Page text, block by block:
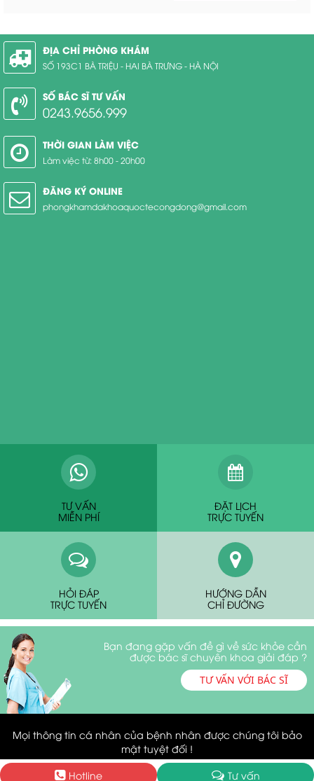
ĐỊA CHỈ PHÒNG KHÁM
SỐ 193C1 BÀ TRIỆU - HAI BÀ TRƯNG - HÀ NỘI
SỐ BÁC SĨ TƯ VẤN
0243.9656.999
THỜI GIAN LÀM VIỆC
Làm việc từ: 8h00 - 20h00
ĐĂNG KÝ ONLINE
phongkhamdakhoaquoctecongdong@gmail.com
TƯ VẤN
MIỄN PHÍ
ĐẶT LỊCH
TRỰC TUYẾN
HỎI ĐÁP
TRỰC TUYẾN
HƯỚNG DẪN
CHỈ ĐƯỜNG
Bạn đang gặp vấn đề gì về sức khỏe cần
được bác sĩ chuyên khoa giải đáp ?
TƯ VẤN VỚI BÁC SĨ
Mọi thông tin cá nhân của bệnh nhân được chúng tôi bảo
mật tuyệt đối !
Hotline
Tư vấn